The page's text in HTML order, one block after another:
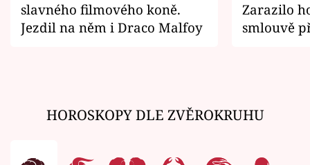
slavného filmového koně.
Jezdil na něm i Draco Malfoy
Zarazilo
smlouvě
HOROSKOPY DLE ZVĚROKRUHU